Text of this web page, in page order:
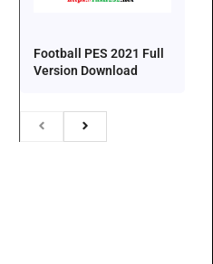
Football PES 2021 Full
Version Download